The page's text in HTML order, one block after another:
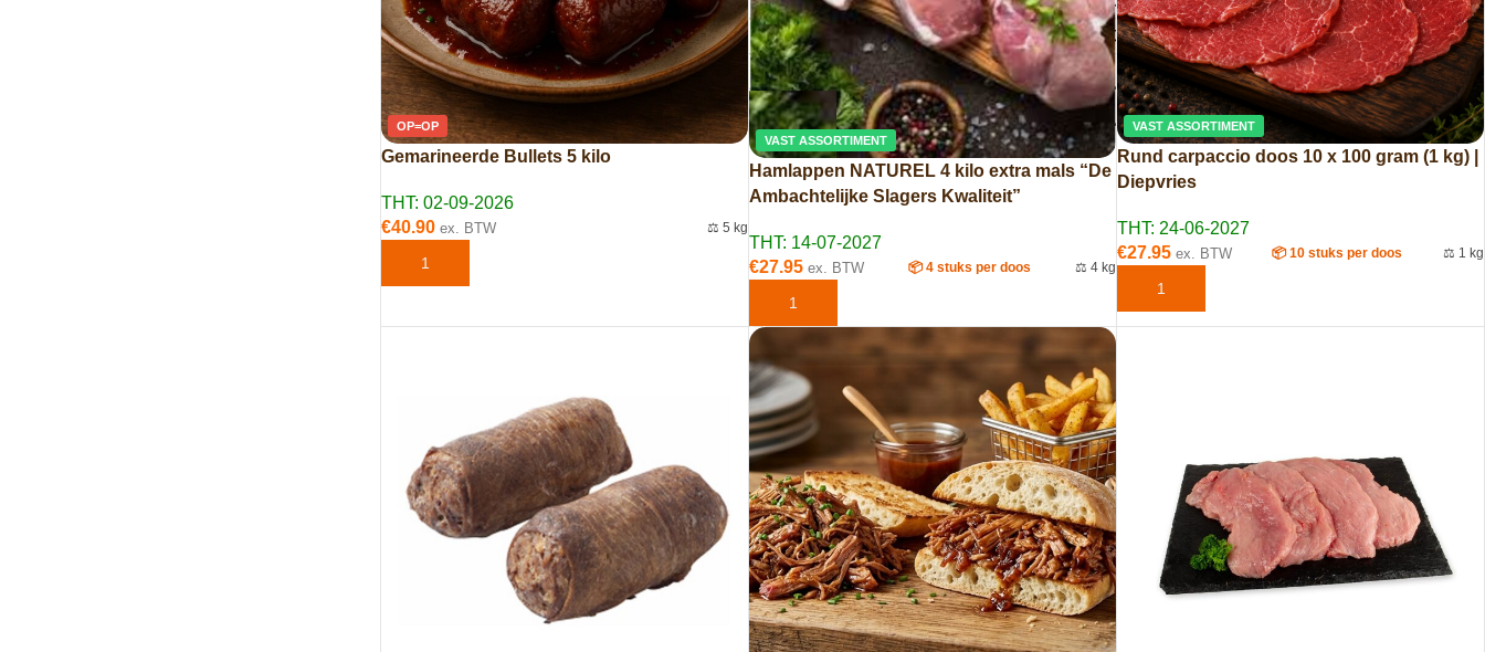
OP=OP
Gemarineerde Bullets 5 kilo
THT: 02-09-2026
€40.90ex. BTW ⚖️ 5 kg
TOEVOEGEN AAN WINKELWAGEN
VAST ASSORTIMENT
Hamlappen NATUREL 4 kilo extra mals “De
Ambachtelijke Slagers Kwaliteit”
THT: 14-07-2027
€27.95ex. BTW 📦 4 stuks per doos ⚖️ 4 kg
TOEVOEGEN AAN WINKELWAGEN
VAST ASSORTIMENT
Rund carpaccio doos 10 x 100 gram (1 kg) |
Diepvries
THT: 24-06-2027
€27.95ex. BTW 📦 10 stuks per doos ⚖️ 1 kg
TOEVOEGEN AAN WINKELWAGEN